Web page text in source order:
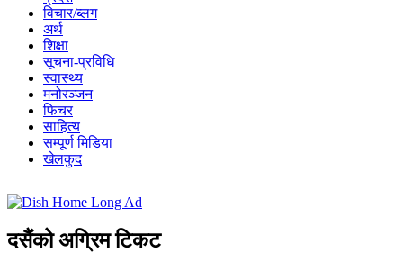
विचार/ब्लग
अर्थ
शिक्षा
सूचना-प्रविधि
स्वास्थ्य
मनोरञ्जन
फिचर
साहित्य
सम्पूर्ण मिडिया
खेलकुद
दसैंको अग्रिम टिकट